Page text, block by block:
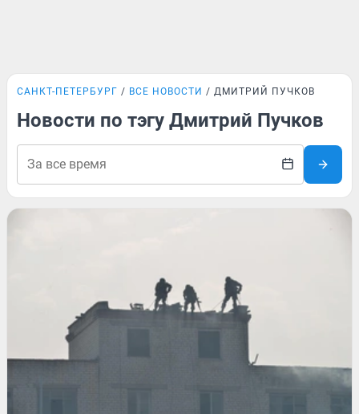
САНКТ-ПЕТЕРБУРГ ВСЕ НОВОСТИ ДМИТРИЙ ПУЧКОВ
Новости по тэгу Дмитрий Пучков